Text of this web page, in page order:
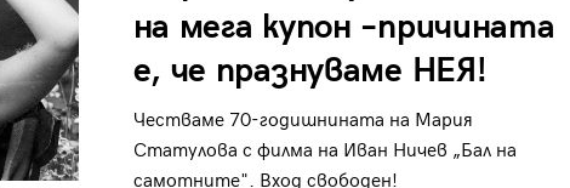
на мега купон –причината
е, че празнуваме НЕЯ!
Честваме 70-годишнината на Мария
Статулова с филма на Иван Ничев „Бал на
самотните". Вход свободен!